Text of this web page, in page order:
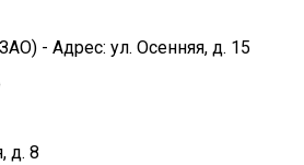
- Адрес: ул. Осенняя, д. 15
д. 8